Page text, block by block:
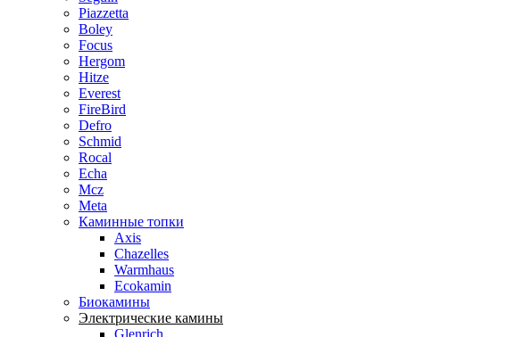
Piazzetta
Boley
Focus
Hergom
Hitze
Everest
FireBird
Defro
Schmid
Rocal
Echa
Mcz
Meta
Каминные топки
Axis
Chazelles
Warmhaus
Ecokamin
Биокамины
Электрические камины
Glenrich